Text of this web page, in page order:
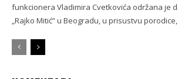
funkcionera Vladimira Cvetkovića održana je
„Rajko Mitić” u Beogradu, u prisustvu